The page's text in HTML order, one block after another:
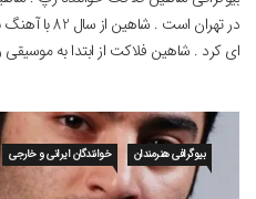
در تهران
ای کرد . شاهین فلاکت از ابتدا به
بیوگرافی هنرمندان خوانندگان ایرانی و خارجی